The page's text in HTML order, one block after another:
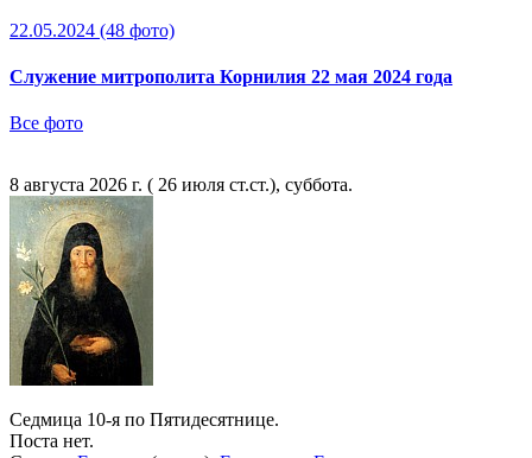
22.05.2024 (48 фото)
Служение митрополита Корнилия 22 мая 2024 года
Все фото
8 августа 2026 г. ( 26 июля ст.ст.), суббота.
Седмица 10-я по Пятидесятнице.
Поста нет.